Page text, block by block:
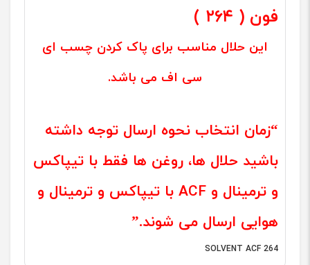
فون ( ۲۶۴ )
این حلال مناسب برای پاک کردن چسب ای
سی اف می باشد.
“زمان انتخاب نحوه ارسال توجه داشته
باشید حلال ها، روغن ها فقط با تیپاکس
و ترمینال و ACF با تیپاکس و ترمینال و
هوایی ارسال می شوند.”
SOLVENT ACF 264‬